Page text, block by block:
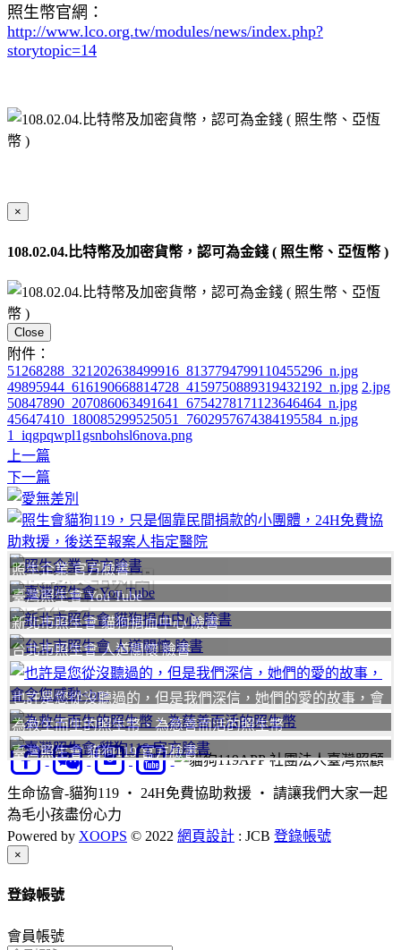
照生幣官網：
http://www.lco.org.tw/modules/news/index.php?
storytopic=14
×
108.02.04.比特幣及加密貨幣，認可為金錢 ( 照生幣、亞恆幣 )
Close
附件：
51268288_321202638499916_8137794799110455296_n.jpg
49895944_616190668814728_4159750889319432192_n.jpg 2.jpg
50847890_207086063491641_6754278171123646464_n.jpg
45647410_180085299525051_7602957674384195584_n.jpg
1_iqgpqwpl1gsnbohsl6nova.png
上一篇
下一篇
聯絡我們
我要
照生企業 官方臉書
臺灣照生會 You Tube
新北市照生會 貓狗捐血中心 臉書
台北市照生會 人道關懷 臉書
也許是您從沒聽過的，但是我們深信，她們的愛的故事，會
令您感動
為救生而生的照生幣、為慈善而活的照生幣
臺灣照生會 貓狗119 官方臉書
社團法人臺灣照顧
生命協會-貓狗119 ‧ 24H免費協助救援 ‧ 請讓我們大家一起
為毛小孩盡份心力
Powered by XOOPS © 2022 網頁設計 : JCB 登錄帳號
×
登錄帳號
會員帳號